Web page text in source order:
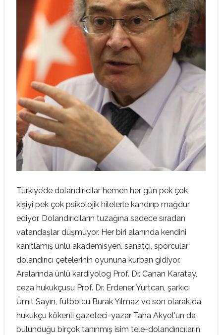
Türkiye’de dolandırıcılar hemen her gün pek çok
kişiyi pek çok psikolojik hilelerle kandırıp mağdur
ediyor. Dolandırıcıların tuzağına sadece sıradan
vatandaşlar düşmüyor. Her biri alanında kendini
kanıtlamış ünlü akademisyen, sanatçı, sporcular
dolandırıcı çetelerinin oyununa kurban gidiyor.
Aralarında ünlü kardiyolog Prof. Dr. Canan Karatay,
ceza hukukçusu Prof. Dr. Erdener Yurtcan, şarkıcı
Ümit Sayın, futbolcu Burak Yılmaz ve son olarak da
hukukçu kökenli gazeteci-yazar Taha Akyol'un da
bulunduğu birçok tanınmış isim tele-dolandırıcıların